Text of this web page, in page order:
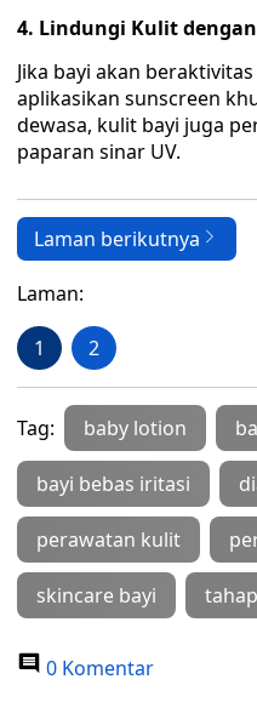
4. Lindungi Kulit
Jika bayi akan
aplikasikan sunscreen
dewasa, kulit bayi juga
paparan sinar UV.
Laman berikutnya
Laman:
1 2
Tag: baby lotion
bayi bebas iritasi
perawatan kulit
skincare bayi
0 Komentar